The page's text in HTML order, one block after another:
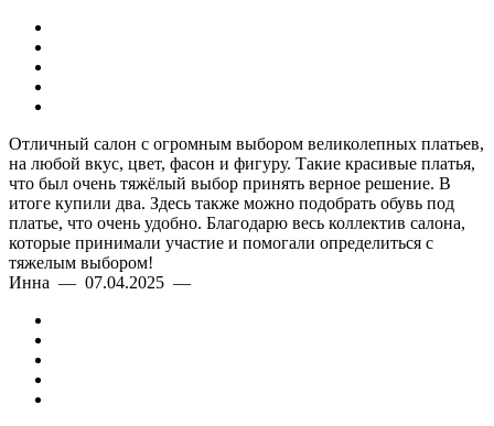
Отличный салон с огромным выбором великолепных платьев,
на любой вкус, цвет, фасон и фигуру. Такие красивые платья,
что был очень тяжёлый выбор принять верное решение. В
итоге купили два. Здесь также можно подобрать обувь под
платье, что очень удобно. Благодарю весь коллектив салона,
которые принимали участие и помогали определиться с
тяжелым выбором!
Инна — 07.04.2025 —